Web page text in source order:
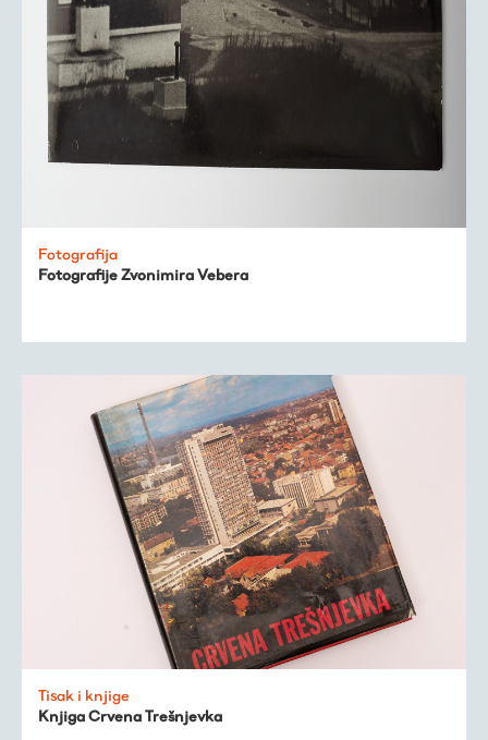
Fotografija
Fotografije Zvonimira Vebera
Tisak i knjige
Knjiga Crvena Trešnjevka